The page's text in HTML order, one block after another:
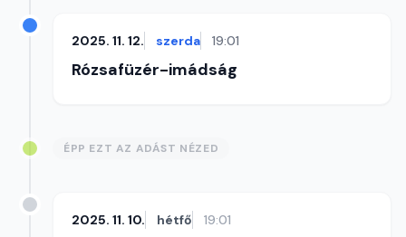
2025. 11. 12. szerda 19:01
Rózsafüzér-imádság
ÉPP EZT AZ ADÁST NÉZED
2025. 11. 10. hétfő 19:01